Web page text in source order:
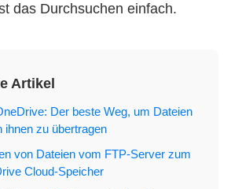
das Durchsuchen einfach.
Artikel
Der beste Weg, um Dateien
ihnen zu übertragen
von Dateien vom FTP-Server zum
Cloud-Speicher